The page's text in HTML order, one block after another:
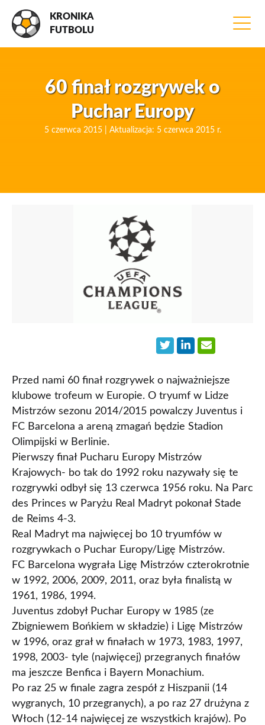
KRONIKA
FUTBOLU
60 finał rozgrywek o
Puchar Europy
5 czerwca 2015 | Aktualizacja: 5 czerwca 2015 r.
Przed nami 60 finał rozgrywek o najważniejsze
klubowe trofeum w Europie. O tryumf w Lidze
Mistrzów sezonu 2014/2015 powalczy Juventus i
FC Barcelona a areną zmagań będzie Stadion
Olimpijski w Berlinie.
Pierwszy finał Pucharu Europy Mistrzów
Krajowych- bo tak do 1992 roku nazywały się te
rozgrywki odbył się 13 czerwca 1956 roku. Na Parc
des Princes w Paryżu Real Madryt pokonał Stade
de Reims 4-3.
Real Madryt ma najwięcej bo 10 tryumfów w
rozgrywkach o Puchar Europy/Ligę Mistrzów.
FC Barcelona wygrała Ligę Mistrzów czterokrotnie
w 1992, 2006, 2009, 2011, oraz była finalistą w
1961, 1986, 1994.
Juventus zdobył Puchar Europy w 1985 (ze
Zbigniewem Bońkiem w składzie) i Ligę Mistrzów
w 1996, oraz grał w finałach w 1973, 1983, 1997,
1998, 2003- tyle (najwięcej) przegranych finałów
ma jeszcze Benfica i Bayern Monachium.
Po raz 25 w finale zagra zespół z Hiszpanii (14
wygranych, 10 przegranych), a po raz 27 drużyna z
Włoch (12-14 najwięcej ze wszystkich krajów). Po